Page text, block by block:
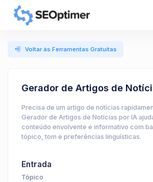
Voltar às Ferramentas Gratuitas
Gerador de Artigos de
Precisa de um artigo de notícias
Gerador de Artigos de Notícias por IA
conteúdo envolvente e informativo com
tópico, tom e preferências linguísticas.
Entrada
Tópico